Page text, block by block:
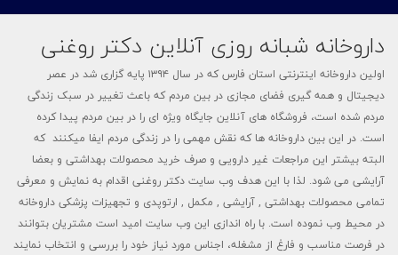
داروخانه شبانه روزی آنلاین دکتر روغنی
اولین داروخانه اینترنتی استان فارس که در سال ۱۳۹۴ پایه گزاری شد در عصر
دیجیتال و همه گیری فضای مجازی در بین مردم که باعث تغییر در سبک زندگی
مردم شده است، فروشگاه های آنلاین جایگاه ویژه ای را در بین مردم پیدا کرده
است. در این بین داروخانه ها که نقش مهمی را در زندگی مردم ایفا میکنند که
البته بیشتر این مراجعات غیر دارویی و صرف خرید محصولات بهداشتی و بعضا
آرایشی می شود. لذا با این هدف وب سایت دکتر روغنی اقدام به نمایش و معرفی
تمامی محصولات بهداشتی , آرایشی , مکمل , ارتوپدی و تجهیزات پزشکی داروخانه
در محیط وب نموده است. با راه اندازی این وب سایت امید است مشتریان بتوانند
در فرصت مناسب و فارغ از مشغله، اجناس مورد نیاز خود را بررسی و انتخاب نمایند